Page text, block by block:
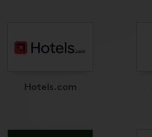
Hotels.com